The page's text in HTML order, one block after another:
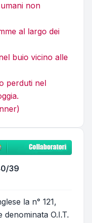
non
al largo dei
buio vicino alle
perduti nel
39
la n° 121,
denominata O.I.T.